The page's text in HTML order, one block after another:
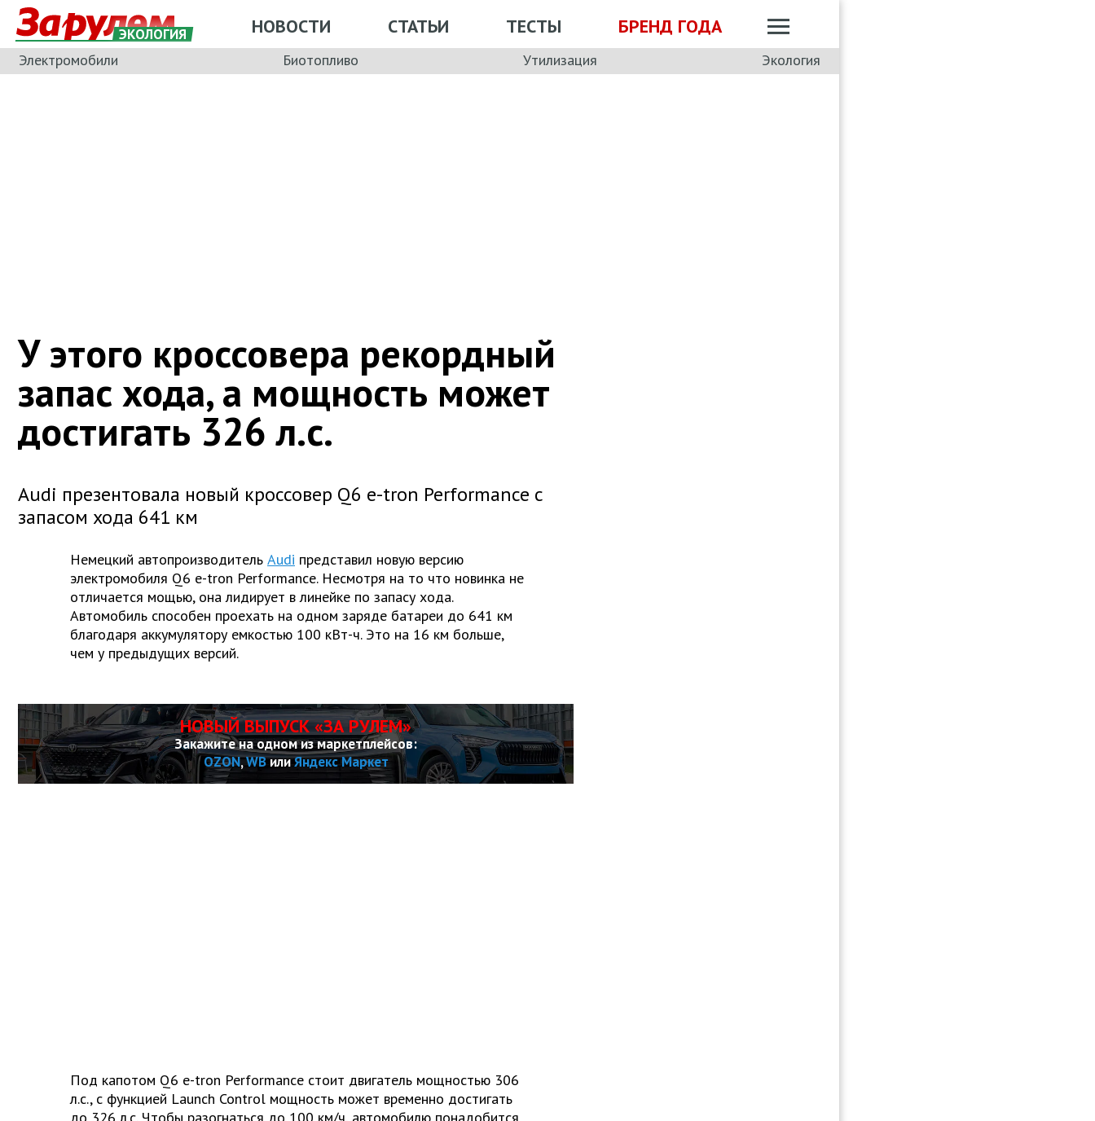
ЭКОЛОГИЯ НОВОСТИ СТАТЬИ ТЕСТЫ БРЕНД ГОДА
Электромобили Биотопливо Утилизация Экология
У этого кроссовера рекордный
запас хода, а мощность может
достигать 326 л.с.
Audi презентовала новый кроссовер Q6 e-tron Performance с
запасом хода 641 км
Немецкий автопроизводитель Audi представил новую версию
электромобиля Q6 e-tron Performance. Несмотря на то что новинка не
отличается мощью, она лидирует в линейке по запасу хода.
Автомобиль способен проехать на одном заряде батареи до 641 км
благодаря аккумулятору емкостью 100 кВт-ч. Это на 16 км больше,
чем у предыдущих версий.
НОВЫЙ ВЫПУСК «ЗА РУЛЕМ»
Закажите на одном из маркетплейсов:
OZON,WBилиЯндекс Маркет
Под капотом Q6 e-tron Performance стоит двигатель мощностью 306
л.с., с функцией Launch Control мощность может временно достигать
до 326 л.с. Чтобы разогнаться до 100 км/ч, автомобилю понадобится